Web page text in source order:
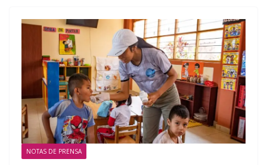
NOTAS DE PRENSA